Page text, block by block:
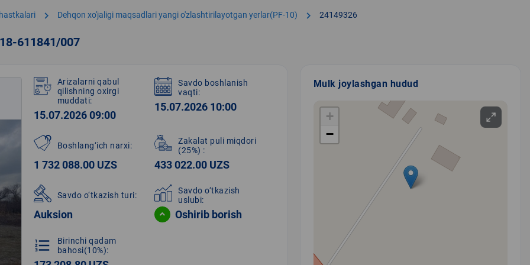
chevron_right Dehqon xo'jaligi maqsadlari yangi o'zlashtirilayotgan yerlar(PF-10) chevron_right 24149326
611841/007
Arizalarni qabul
qilishning oxirgi
muddati:
15.07.2026 09:00
Savdo boshlanish
vaqti:
15.07.2026 10:00
Boshlang‘ich narxi:
1 732 088.00 UZS
Zakalat puli miqdori
(25%) :
433 022.00 UZS
Savdo o‘tkazish turi:
Auksion
Savdo o‘tkazish
uslubi:
Oshirib borish
format_list_numbered
Birinchi qadam
bahosi(10%):
Mulk joylashgan hudud
+
−